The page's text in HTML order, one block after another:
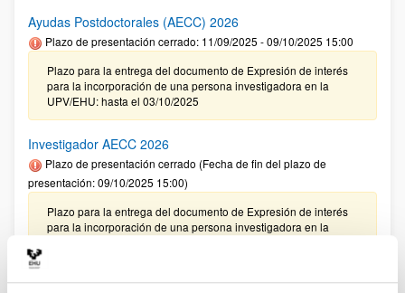
Ayudas Postdoctorales (AECC) 2026
Plazo de presentación cerrado: 11/09/2025 - 09/10/2025 15:00
Plazo para la entrega del documento de Expresión de interés
para la incorporación de una persona investigadora en la
UPV/EHU: hasta el 03/10/2025
Investigador AECC 2026
Plazo de presentación cerrado (Fecha de fin del plazo de
presentación: 09/10/2025 15:00)
Plazo para la entrega del documento de Expresión de interés
para la incorporación de una persona investigadora en la
CONVOCATORIA 2025- I EXTRAORDINARIA PARA LA